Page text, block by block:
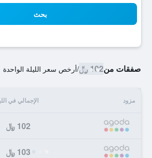
بحث
صفقات من102 ﷼ /أرخص سعر الليلة الواحدة
مزود الإجمالي في
102 ﷼
103 ﷼